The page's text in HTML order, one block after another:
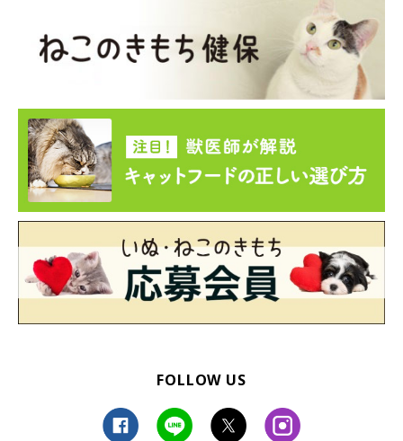
お昼寝中のカニちゃんの表情につられて、飼い主さんもつい一緒に寝てしま
うことがあるのだそう。
@kanichan0630
カニちゃんと暮らし始めて、さまざまな時間を共有するようにな
った飼い主さん。夜になるとカニちゃんは飼い主さんのベッドで
一緒に寝てくれるそうで、安心したような寝顔を見ていると飼い
主さんも癒されるといいます。
また、カニちゃんの優しさにキュンとした出来事があったそう
FOLLOW US